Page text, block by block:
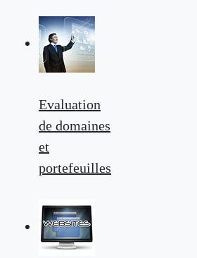
Evaluation
de domaines
et
portefeuilles